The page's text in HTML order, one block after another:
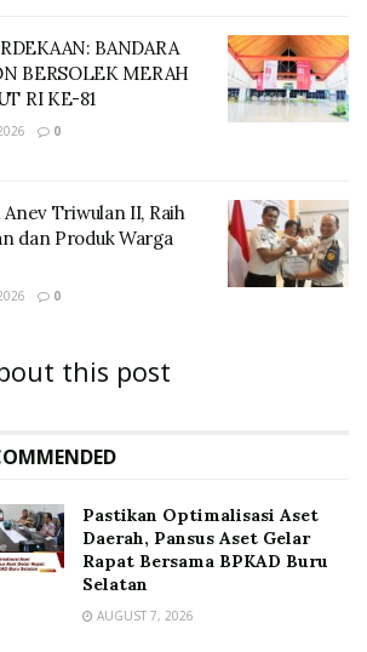
BANDARA
BERSOLEK MERAH
RI KE-81
0
Triwulan II, Raih
dan Produk Warga
0
this post
Pastikan Optimalisasi Aset
Daerah, Pansus Aset Gelar
Rapat Bersama BPKAD Buru
Selatan
AUGUST 7, 2026